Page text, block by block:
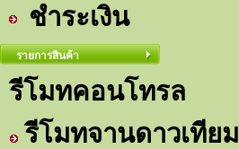
ชำระเงิน
รายการสินค้า
รีโมทคอนโทรล
รีโมทจานดาวเทียม